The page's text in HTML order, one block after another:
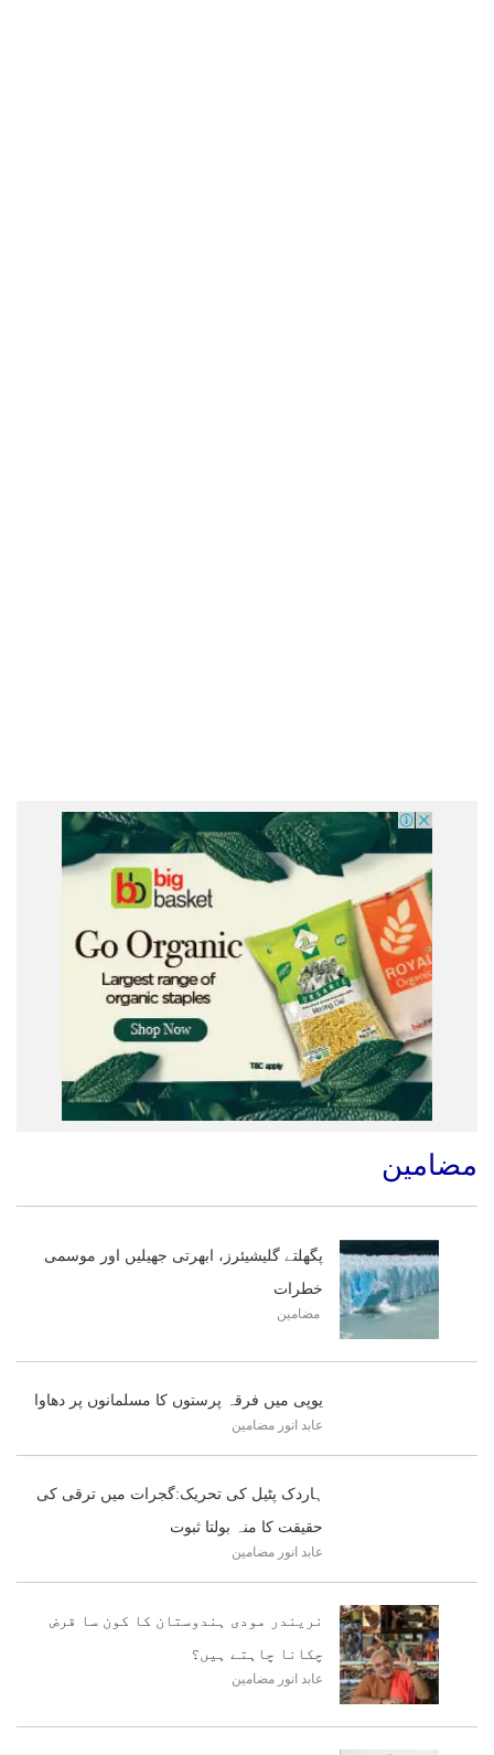
مضامین
پگھلتے گلیشیئرز، ابھرتی جھیلیں اور موسمی
خطرات
مضامین
یوپی میں فرقہ پرستوں کا مسلمانوں پر دھاوا
عابد انور مضامین
ہاردک پٹیل کی تحریک:گجرات میں ترقی کی
حقیقت کا منہ بولتا ثبوت
عابد انور مضامین
نریندر مودی ہندوستان کا کون سا قرض
چکانا چاہتے ہیں؟
عابد انور مضامین